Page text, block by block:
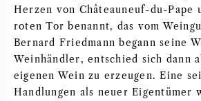
WINZER
VINTAGE CHART
VORVERKAUF
KRUG
BOLLINGER
VORVERKAUF
BORDEAUX SUBSKRIPTION
Herzen von Châteauneuf-du-Pape
roten Tor benannt, das vom
Bernard Friedmann begann seine
Weinhändler, entschied sich dann
eigenen Wein zu erzeugen. Eine
Handlungen als neuer Eigentümer